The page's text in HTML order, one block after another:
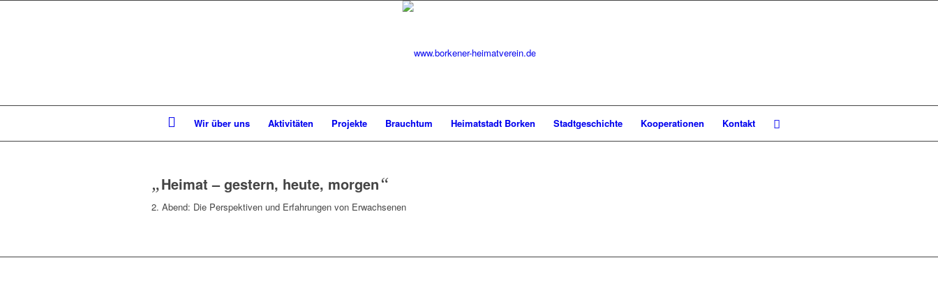
Wir über uns Aktivitäten Projekte Brauchtum Heimatstadt Borken Stadtgeschichte Kooperationen Kontakt
„Heimat – gestern, heute, morgen“
2. Abend: Die Perspektiven und Erfahrungen von Erwachsenen